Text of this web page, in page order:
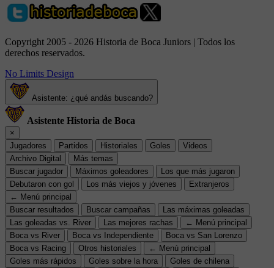
Copyright 2005 - 2026 Historia de Boca Juniors | Todos los
derechos reservados.
No Limits Design
Asistente: ¿qué andás buscando?
Asistente Historia de Boca
×
Jugadores
Partidos Historiales Goles
Videos
Archivo Digital
Más temas
Buscar jugador
Máximos goleadores
Los que más jugaron
Debutaron con gol
Los más viejos y jóvenes
Extranjeros
← Menú principal
Buscar resultados
Buscar campañas
Las máximas goleadas
Las goleadas vs. River
Las mejores rachas
← Menú principal
Boca vs River
Boca vs Independiente
Boca vs San Lorenzo
Boca vs Racing
Otros historiales
← Menú principal
Goles más rápidos
Goles sobre la hora
Goles de chilena